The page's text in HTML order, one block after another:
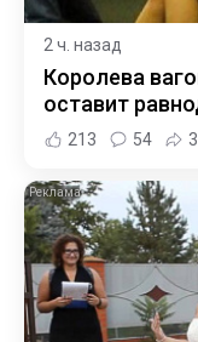
2 ч. назад
Королева
оставит
213 54